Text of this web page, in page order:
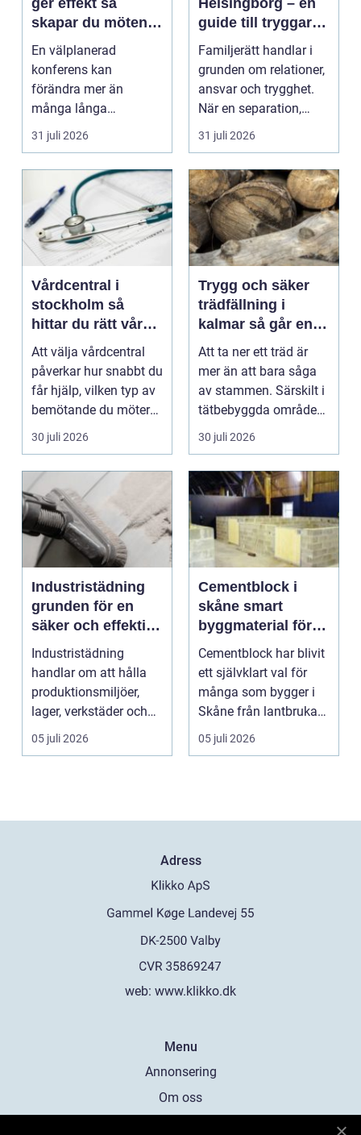
ger effekt så
skapar du möten
som gör skillnad
En välplanerad
konferens kan
förändra mer än
många långa
mejltrådar och digitala
31 juli 2026
Helsingborg – en
guide till tryggare
beslut för familjen
Familjerätt handlar i
grunden om relationer,
ansvar och trygghet.
När en separation,
v&ari...
31 juli 2026
Vårdcentral i
stockholm så
hittar du rätt vård i
vardagen
Att välja vårdcentral
påverkar hur snabbt du
får hjälp, vilken typ av
bemötande du möter
och hur try...
30 juli 2026
Trygg och säker
trädfällning i
kalmar så går en
professionell
fällning till
Att ta ner ett träd är
mer än att bara såga
av stammen. Särskilt i
tätbebyggda områden,
nära hus, vä...
30 juli 2026
Industristädning
grunden för en
säker och effektiv
arbetsplats
Industristädning
handlar om att hålla
produktionsmiljöer,
lager, verkstäder och
andra tunga
05 juli 2026
Cementblock i
skåne smart
byggmaterial för
starka och flexibla
konstruktioner
Cementblock har blivit
ett självklart val för
många som bygger i
Skåne från lantbrukare
och hästäga...
05 juli 2026
Adress
web: www.klikko.dk
Menu
Annonsering
Om oss